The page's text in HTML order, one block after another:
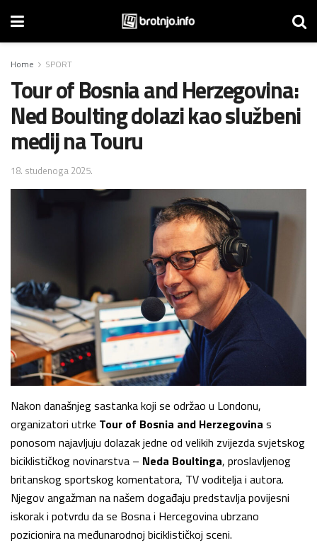
Home SPORT
Tour of Bosnia and Herzegovina:
Ned Boulting dolazi kao službeni
medij na Touru
18. studenoga 2025.
Nakon današnjeg sastanka koji se održao u Londonu,
organizatori utrke Tour of Bosnia and Herzegovina s
ponosom najavljuju dolazak jedne od velikih zvijezda svjetskog
biciklističkog novinarstva – Neda Boultinga, proslavljenog
britanskog sportskog komentatora, TV voditelja i autora.
Njegov angažman na našem događaju predstavlja povijesni
iskorak i potvrdu da se Bosna i Hercegovina ubrzano
pozicionira na međunarodnoj biciklističkoj sceni.